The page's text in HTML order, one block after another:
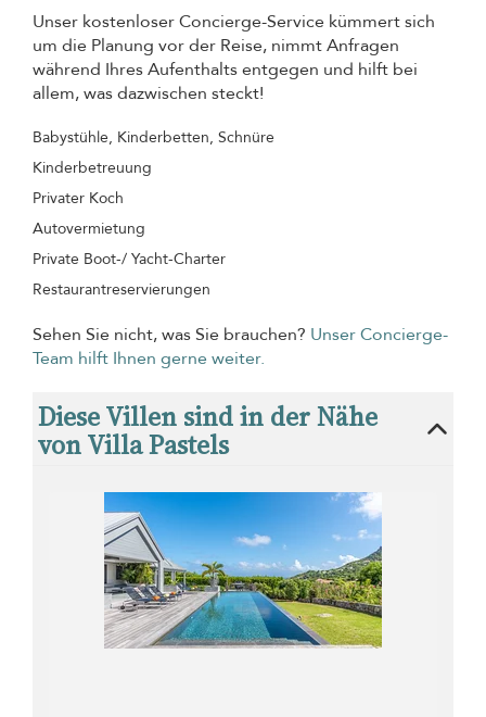
Unser kostenloser Concierge-Service kümmert sich
um die Planung vor der Reise, nimmt Anfragen
während Ihres Aufenthalts entgegen und hilft bei
allem, was dazwischen steckt!
Babystühle, Kinderbetten, Schnüre
Kinderbetreuung
Privater Koch
Autovermietung
Private Boot-/ Yacht-Charter
Restaurantreservierungen
Sehen Sie nicht, was Sie brauchen? Unser Concierge-
Team hilft Ihnen gerne weiter.
Diese Villen sind in der Nähe
von Villa Pastels